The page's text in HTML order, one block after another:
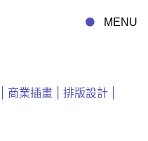
MENU
商業插畫 排版設計